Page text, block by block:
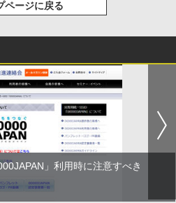
ページに戻る
」利用時に注意すべき